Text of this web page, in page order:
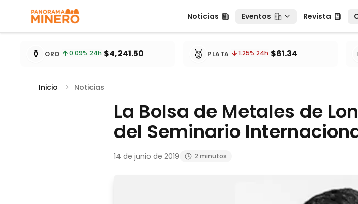
Noticias
Noticias Eventos
Eventos Revista
Revista
Cotizaciones de metales actualizadas cada 15 minutos
⚱️ ORO 0.09% 24h $4,241.50 🥈 PLATA 1.25% 24h $61.34
Inicio Noticias
La Bolsa de Metales de
del Seminario
14 de junio de 2019 2 minutos